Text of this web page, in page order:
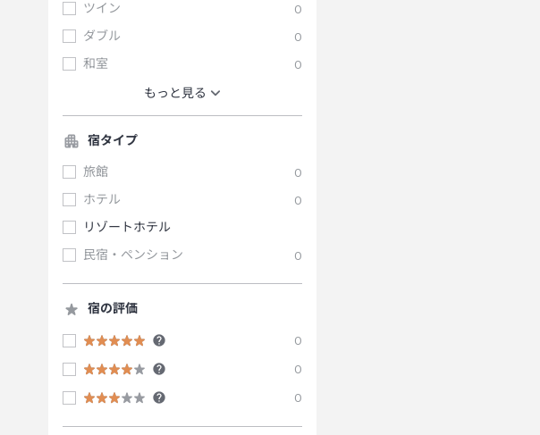
ツイン
0
ダブル
0
和室
0
もっと見る
宿タイプ
旅館
0
ホテル
0
リゾートホテル
民宿・ペンション
0
宿の評価
0
0
0